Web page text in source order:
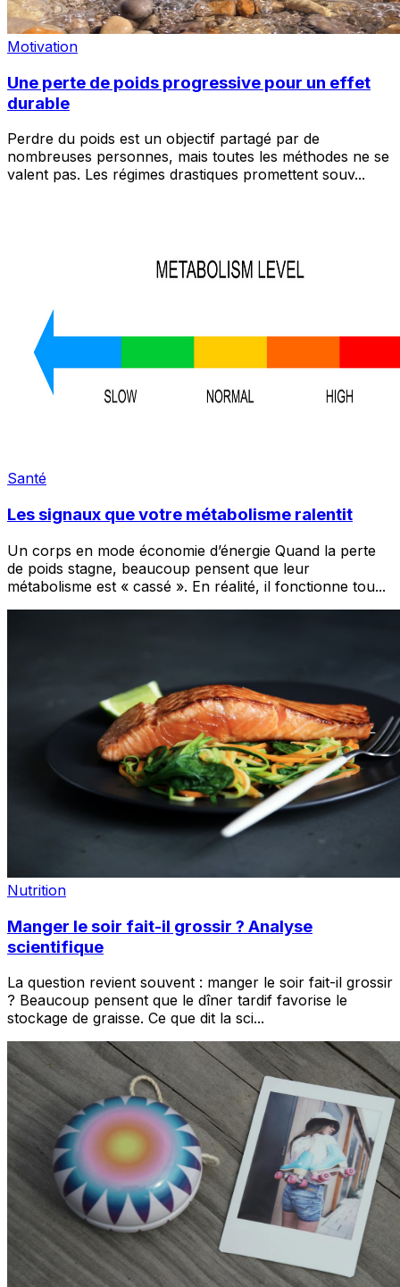
Motivation
Une perte de poids progressive pour un effet
durable
Perdre du poids est un objectif partagé par de
nombreuses personnes, mais toutes les méthodes ne se
valent pas. Les régimes drastiques promettent souv...
Santé
Les signaux que votre métabolisme ralentit
Un corps en mode économie d’énergie Quand la perte
de poids stagne, beaucoup pensent que leur
métabolisme est « cassé ». En réalité, il fonctionne tou...
Nutrition
Manger le soir fait-il grossir ? Analyse
scientifique
La question revient souvent : manger le soir fait-il grossir
? Beaucoup pensent que le dîner tardif favorise le
stockage de graisse. Ce que dit la sci...